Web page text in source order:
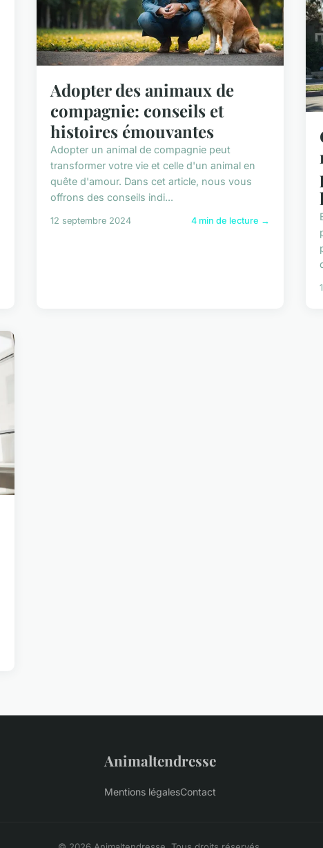
Adopter des animaux de
compagnie: conseils et
histoires émouvantes
Adopter un animal de compagnie peut
transformer votre vie et celle d'un animal en
quête d'amour. Dans cet article, nous vous
offrons des conseils indi...
12 septembre 2024 4 min de lecture →
Animaltendresse
Mentions légalesContact